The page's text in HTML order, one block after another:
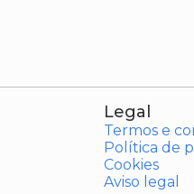
Legal
Termos e
Política de
Cookies
Aviso legal